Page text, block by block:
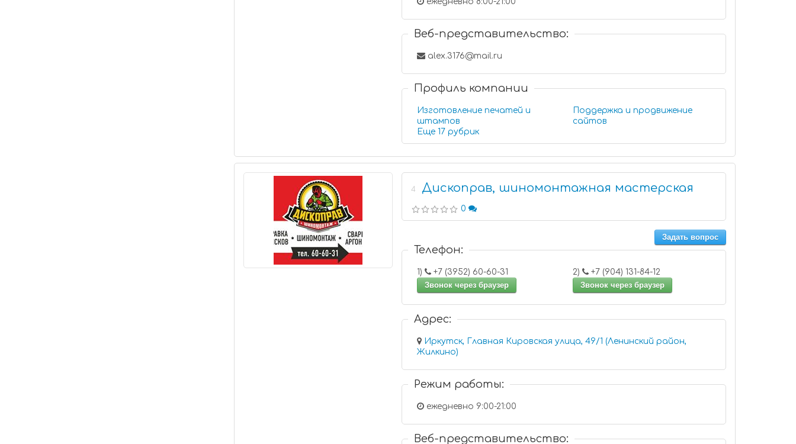
Веб-представительство:
alex.3176@mail.ru
Профиль компании
Изготовление печатей и
штампов
Поддержка и продвижение
сайтов
Еще 17 рубрик
4 Дископрав, шиномонтажная мастерская
0
Задать вопрос
Телефон:
1)
+7 (3952) 60-60-31
Звонок через браузер
2)
+7 (904) 131-84-12
Звонок через браузер
Адрес:
Иркутск, Главная Кировская улица, 49/1 (Ленинский район,
Жилкино)
Режим работы:
ежедневно 9:00-21:00
Веб-представительство: